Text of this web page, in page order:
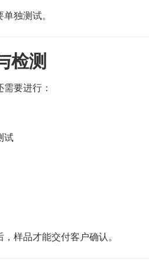
独测试。
检测
要进行：
试
样品才能交付客户确认。